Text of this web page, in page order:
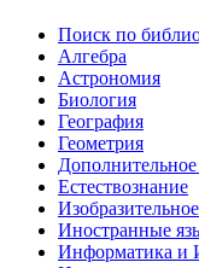
Поиск по
Алгебра
Астрономия
Биология
География
Геометрия
Естествознание
Иностранные
Информатика и